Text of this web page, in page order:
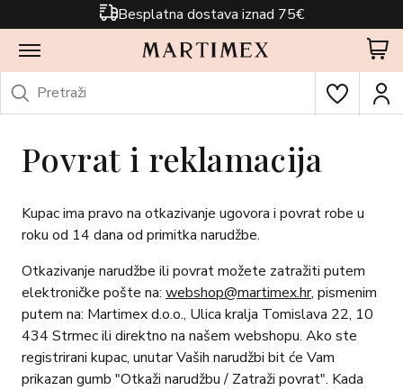
Besplatna dostava iznad 75€
Povrat i reklamacija
Kupac ima pravo na otkazivanje ugovora i povrat robe u
roku od 14 dana od primitka narudžbe.
Otkazivanje narudžbe ili povrat možete zatražiti putem
elektroničke pošte na: webshop@martimex.hr, pismenim
putem na: Martimex d.o.o., Ulica kralja Tomislava 22, 10
434 Strmec ili direktno na našem webshopu. Ako ste
registrirani kupac, unutar Vaših narudžbi bit će Vam
prikazan gumb "Otkaži narudžbu / Zatraži povrat". Kada